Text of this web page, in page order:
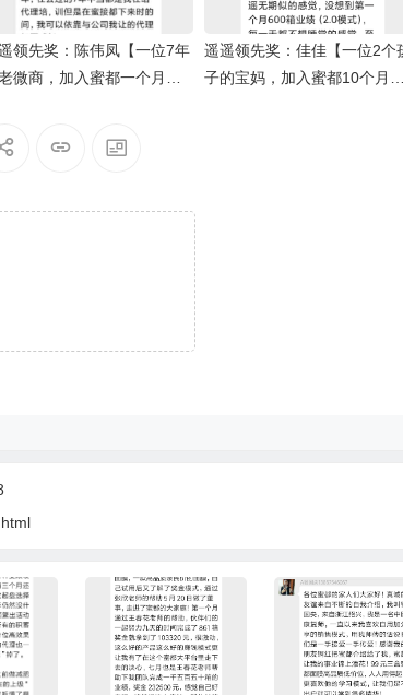
量。
高
或
降
领先奖：陈伟凤【一位7年
微商，加入蜜都一个月完
遥遥领先奖：佳佳【一位2个
子的宝妈，加入蜜都10个月